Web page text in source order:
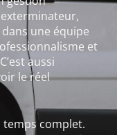
une équipe
et
aussi
le réel
temps complet.